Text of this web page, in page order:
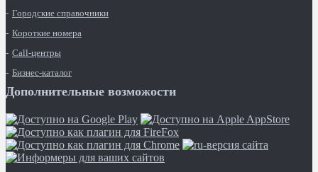
Городские справочники
Короткие номера
Call-центры
Бизнес-каталог
Дополнительные возможости